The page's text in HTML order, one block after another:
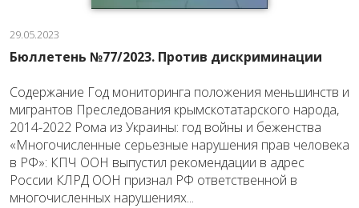
29.05.2023
Бюллетень №77/2023. Против дискриминации
Содержание Год мониторинга положения меньшинств и
мигрантов Преследования крымскотатарского народа,
2014-2022 Рома из Украины: год войны и беженства
«Многочисленные серьезные нарушения прав человека
в РФ»: КПЧ ООН выпустил рекомендации в адрес
России КЛРД ООН признал РФ ответственной в
многочисленных нарушениях...